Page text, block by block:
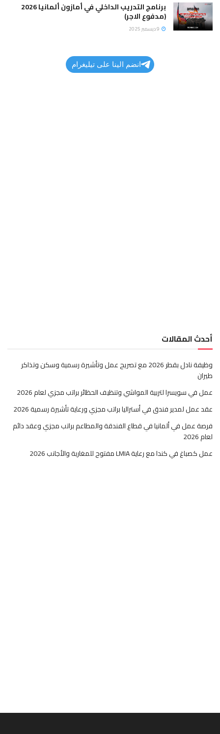
برنامج التدريب الداخلي في أمازون ألمانيا 2026
(مدفوع الاجر)
انضم الينا على تيليغرام
أحدث المقالات
وظيفة نادل بقطر 2026 مع تصريح عمل وتأشيرة رسمية وسكن وتذاكر
طيران
عمل في سويسرا لتربية المواشي وتنظيف الحظائر براتب مجزي لعام 2026
عقد عمل لمدير فندق في أستراليا براتب مجزي ورعاية تأشيرة رسمية 2026
فرصة عمل في ألمانيا في قطاع الفندقة والمطاعم براتب مجزي وعقد دائم
لعام 2026
عمل كصباغ في كندا مع رعاية LMIA مفتوح للمغاربة والأجانب 2026